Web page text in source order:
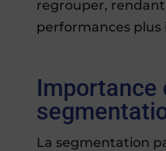
regrouper, rendant
performances
Importance
La segmentation